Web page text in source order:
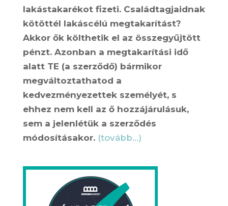
lakástakarékot fizeti. Családtagjaidnak
kötöttél lakáscélú megtakarítást?
Akkor ők költhetik el az összegyűjtött
pénzt. Azonban a megtakarítási idő
alatt TE (a szerződő) bármikor
megváltoztathatod a
kedvezményezettek személyét, s
ehhez nem kell az ő hozzájárulásuk,
sem a jelenlétük a szerződés
módosításakor. (tovább…)